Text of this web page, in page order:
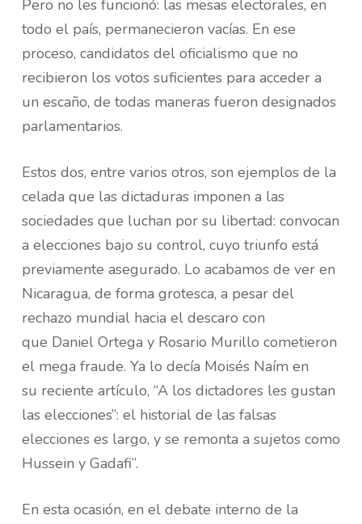
Pero no les funcionó: las mesas electorales, en
todo el país, permanecieron vacías. En ese
proceso, candidatos del oficialismo que no
recibieron los votos suficientes para acceder a
un escaño, de todas maneras fueron designados
parlamentarios.
Estos dos, entre varios otros, son ejemplos de la
celada que las dictaduras imponen a las
sociedades que luchan por su libertad: convocan
a elecciones bajo su control, cuyo triunfo está
previamente asegurado. Lo acabamos de ver en
Nicaragua, de forma grotesca, a pesar del
rechazo mundial hacia el descaro con
que Daniel Ortega y Rosario Murillo cometieron
el mega fraude. Ya lo decía Moisés Naím en
su reciente artículo, “A los dictadores les gustan
las elecciones”: el historial de las falsas
elecciones es largo, y se remonta a sujetos como
Hussein y Gadafi”.
En esta ocasión, en el debate interno de la